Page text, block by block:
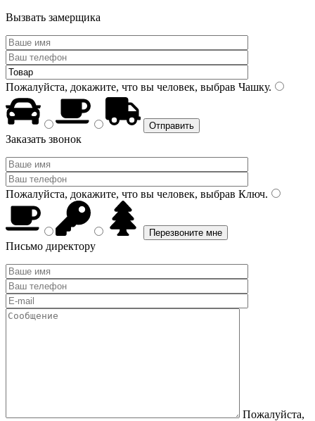
Вызвать замерщика
Пожалуйста, докажите, что вы человек, выбрав Чашку.
Заказать звонок
Пожалуйста, докажите, что вы человек, выбрав Ключ.
Письмо директору
Пожалуйста,